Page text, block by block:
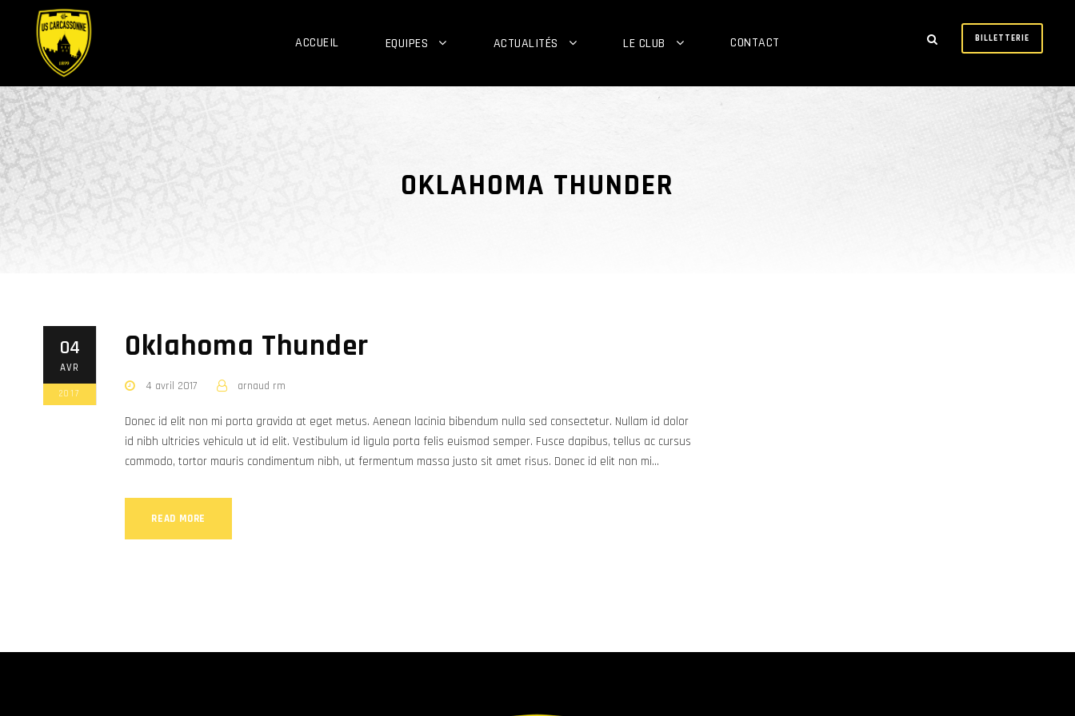
ACCUEIL EQUIPES ACTUALITÉS LE CLUB CONTACT BILLETTERIE
OKLAHOMA THUNDER
04
AVR
2017
Oklahoma Thunder
4 avril 2017 arnaud rm
Donec id elit non mi porta gravida at eget metus. Aenean lacinia bibendum nulla sed consectetur. Nullam id dolor
id nibh ultricies vehicula ut id elit. Vestibulum id ligula porta felis euismod semper. Fusce dapibus, tellus ac cursus
commodo, tortor mauris condimentum nibh, ut fermentum massa justo sit amet risus. Donec id elit non mi...
READ MORE